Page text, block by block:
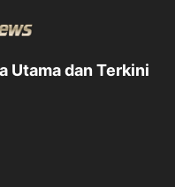
Utama dan Terkini